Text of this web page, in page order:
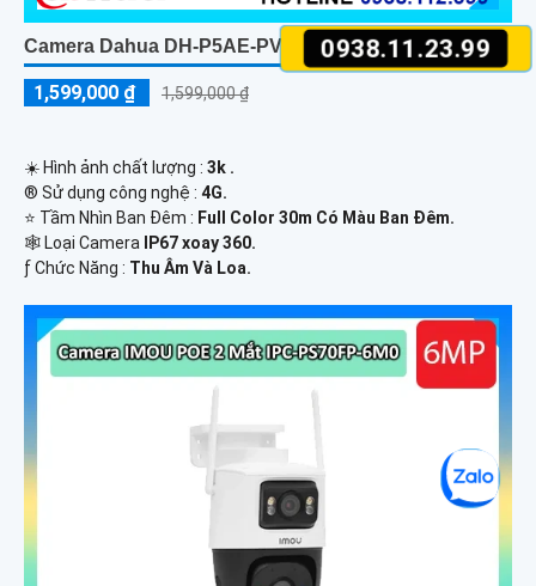
0938.11.23.99
Camera Dahua DH-P5AE-PV-4G
1,599,000 ₫ 1,599,000 ₫
☀️ Hình ảnh chất lượng : 3k .
®️ Sử dụng công nghệ : 4G.
⭐ Tầm Nhìn Ban Đêm : Full Color 30m Có Màu Ban Ðêm.
🕸️ Loại Camera
IP67 xoay 360.
️ƒ Chức Năng : Thu Âm Và Loa.